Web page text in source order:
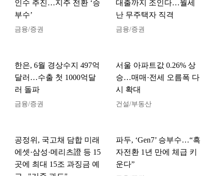
인수 추진…지주 전환 ‘승
부수’
금융/증권
대출까지 조인다…월세
난 무주택자 직격
금융/증권
한은, 6월 경상수지 497억
달러…수출 첫 1000억달
러 돌파
금융/증권
서울 아파트값 0.26% 상
승…매매·전세 오름폭 다
시 확대
건설/부동산
공정위, 국고채 담합 미래
에셋·삼성·메리츠證 등 15
곳에 최대 15조 과징금 예
파두, ‘Gen7’ 승부수…“흑
자전환 1년 만에 체급 키
운다”